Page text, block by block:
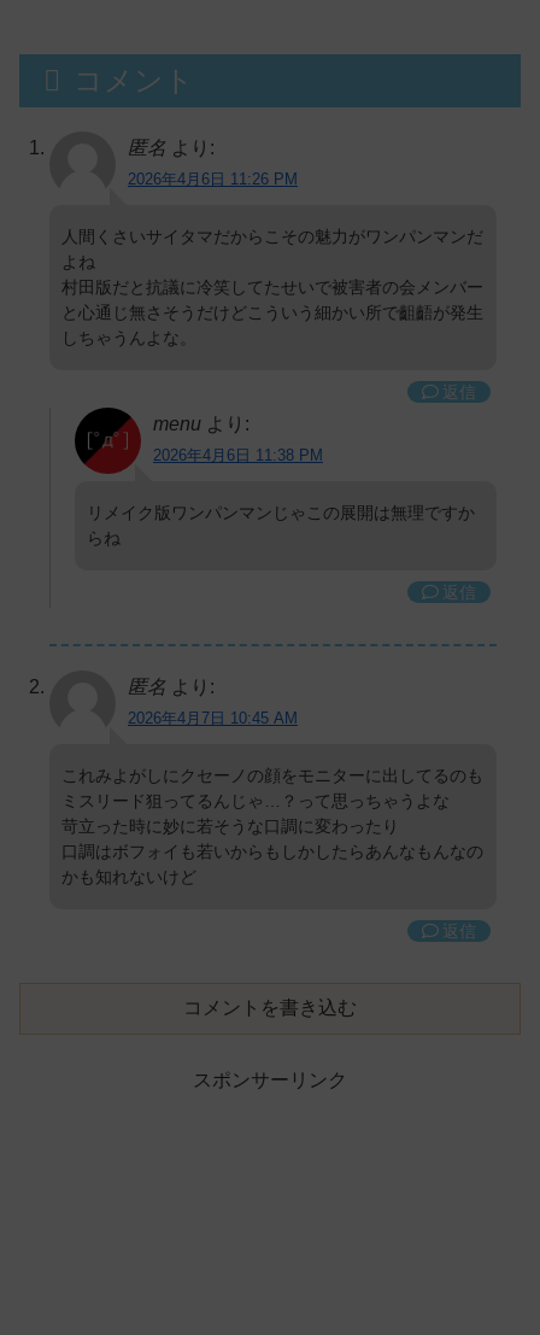
コメント
匿名 より:
2026年4月6日 11:26 PM
人間くさいサイタマだからこその魅力がワンパンマンだ
よね
村田版だと抗議に冷笑してたせいで被害者の会メンバー
と心通じ無さそうだけどこういう細かい所で齟齬が発生
しちゃうんよな。
返信
menu より:
2026年4月6日 11:38 PM
リメイク版ワンパンマンじゃこの展開は無理ですか
らね
返信
匿名 より:
2026年4月7日 10:45 AM
これみよがしにクセーノの顔をモニターに出してるのも
ミスリード狙ってるんじゃ…？って思っちゃうよな
苛立った時に妙に若そうな口調に変わったり
口調はボフォイも若いからもしかしたらあんなもんなの
かも知れないけど
返信
コメントを書き込む
スポンサーリンク